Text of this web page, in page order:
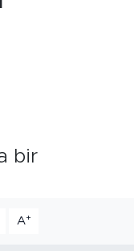
bir
A+